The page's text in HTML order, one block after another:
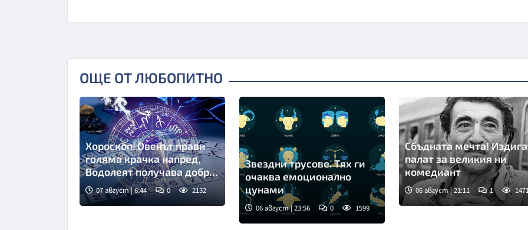
ОЩЕ ОТ ЛЮБОПИТНО
Хороскоп: Овенът прави
голяма крачка напред,
Водолеят получава добра
новина
07 август | 6:44 0 2132
Снимка: Freepik
Звездни трусове. Тях ги
очаква емоционално
цунами
06 август | 23:56 0 1599
Сбъдната мечта!
палат за великия ни
комедиант
06 август | 21:11 1